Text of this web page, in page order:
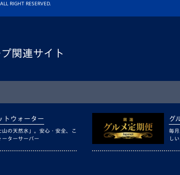
RIGHT RESERVED.
関連サイト
トウォーター
山の天然水」。安心・安全、こ
ーターサーバー
グ
毎
し